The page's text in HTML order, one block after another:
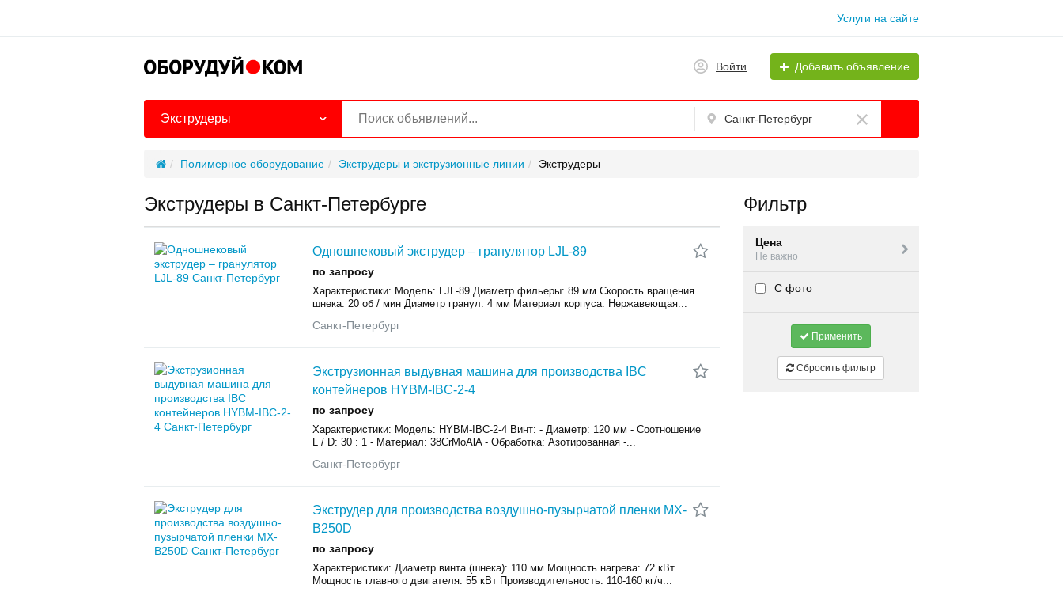
Услуги на сайте
Войти Добавить объявление
Экструдеры Санкт-Петербург
Полимерное оборудование Экструдеры и экструзионные линии Экструдеры
Экструдеры в Санкт-Петербурге
Одношнековый экструдер – гранулятор LJL-89
по запросу
Характеристики: Модель: LJL-89 Диаметр фильеры: 89 мм Скорость вращения
шнека: 20 об / мин Диаметр гранул: 4 мм Материал корпуса: Нержавеющая...
Санкт-Петербург
Экструзионная выдувная машина для производства IBC
контейнеров HYBM-IBC-2-4
по запросу
Характеристики: Модель: HYBM-IBC-2-4 Винт: - Диаметр: 120 мм - Соотношение
L / D: 30 : 1 - Материал: 38CrMoAlA - Обработка: Азотированная -...
Санкт-Петербург
Экструдер для производства воздушно-пузырчатой пленки MX-
B250D
по запросу
Характеристики: Диаметр винта (шнека): 110 мм Мощность нагрева: 72 кВт
Мощность главного двигателя: 55 кВт Производительность: 110-160 кг/ч...
Фильтр
Цена
Не важно
С фото
Применить
Сбросить фильтр